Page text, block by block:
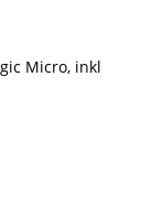
Micro, inkl